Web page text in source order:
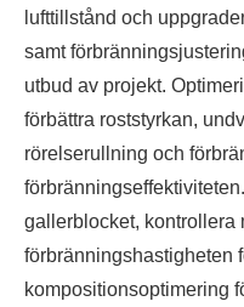
lufttillstånd och
samt
utbud av projekt.
förbättra roststyrkan,
rörelserullning och
gallerblocket, kontrollera
förbränningshastigheten
kompositionsoptimering